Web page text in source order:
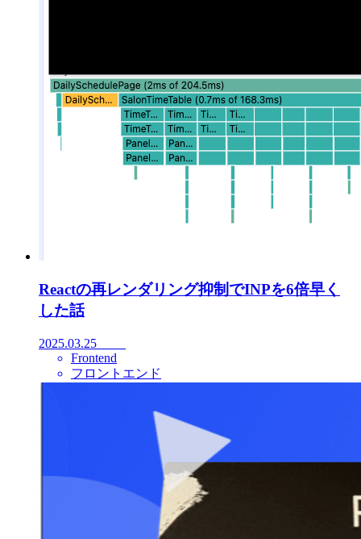
Reactの再レンダリング抑制でINPを6倍早く
した話
2025.03.25
Frontend
フロントエンド